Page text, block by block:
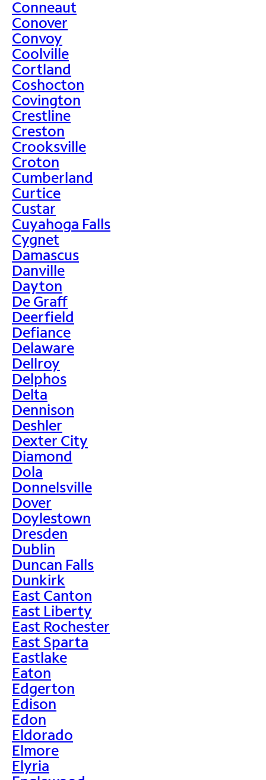
Conneaut
Conover
Convoy
Coolville
Cortland
Coshocton
Covington
Crestline
Creston
Crooksville
Croton
Cumberland
Curtice
Custar
Cuyahoga Falls
Cygnet
Damascus
Danville
Dayton
De Graff
Deerfield
Defiance
Delaware
Dellroy
Delphos
Delta
Dennison
Deshler
Dexter City
Diamond
Dola
Donnelsville
Dover
Doylestown
Dresden
Dublin
Duncan Falls
Dunkirk
East Canton
East Liberty
East Rochester
East Sparta
Eastlake
Eaton
Edgerton
Edison
Edon
Eldorado
Elmore
Elyria